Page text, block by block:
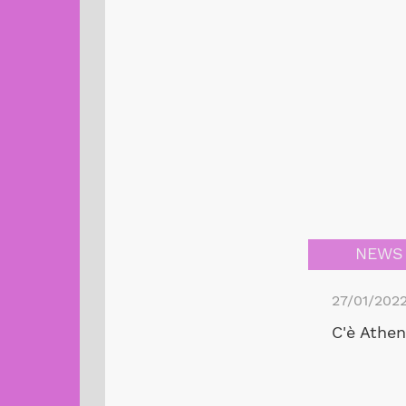
NEWS
27/01/
C'è